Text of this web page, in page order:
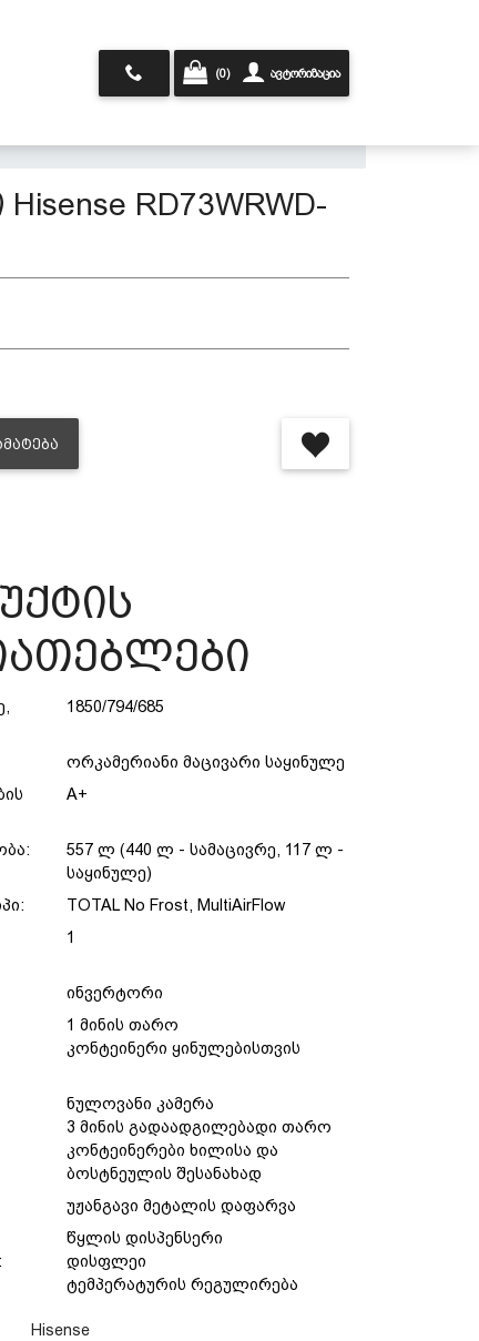
(0) ავტორიზაცია
RD73WRWD-
1850/794/685
ორკამერიანი მაცივარი საყინულე
A+
557 ლ (440 ლ - სამაცივრე, 117 ლ -
საყინულე)
TOTAL No Frost, MultiAirFlow
1
ინვერტორი
1 მინის თარო
კონტეინერი ყინულებისთვის
ნულოვანი კამერა
3 მინის გადაადგილებადი თარო
კონტეინერები ხილისა და
ბოსტნეულის შესანახად
უჟანგავი მეტალის დაფარვა
წყლის დისპენსერი
დისფლეი
ტემპერატურის რეგულირება
Hisense